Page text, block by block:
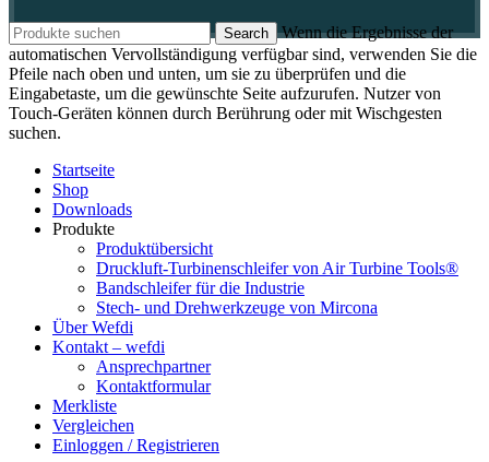
Search
Wenn die Ergebnisse der
automatischen Vervollständigung verfügbar sind, verwenden Sie die
Pfeile nach oben und unten, um sie zu überprüfen und die
Eingabetaste, um die gewünschte Seite aufzurufen. Nutzer von
Touch-Geräten können durch Berührung oder mit Wischgesten
suchen.
Startseite
Shop
Downloads
Produkte
Produktübersicht
Druckluft-Turbinenschleifer von Air Turbine Tools®
Bandschleifer für die Industrie
Stech- und Drehwerkzeuge von Mircona
Über Wefdi
Kontakt – wefdi
Ansprechpartner
Kontaktformular
Merkliste
Vergleichen
Einloggen / Registrieren